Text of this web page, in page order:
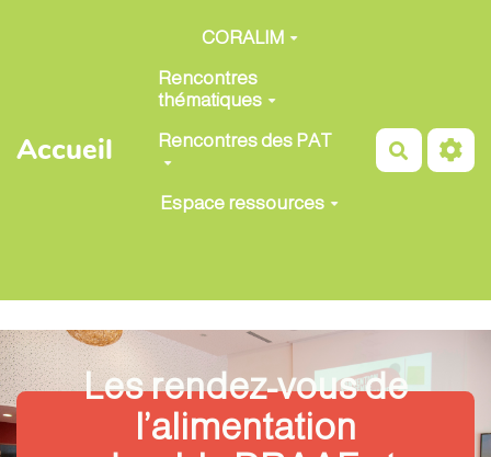
Aller au contenu principal
Accueil
CORALIM
Rencontres
thématiques
Rencontres des PAT
Espace ressources
Les rendez-vous de
l’alimentation